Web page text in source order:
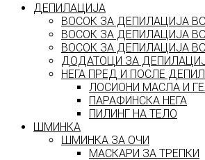
ДЕПИЛАЦИЈА
ВОСОК ЗА ДЕПИЛАЦИЈА
ВОСОК ЗА ДЕПИЛАЦИЈА
ВОСОК ЗА ДЕПИЛАЦИЈА
ДОДАТОЦИ ЗА
НЕГА ПРЕД И ПОСЛЕ
ЛОСИОНИ МАСЛА И
ПАРАФИНСКА НЕГА
ПИЛИНГ НА ТЕЛО
ШМИНКА
ШМИНКА ЗА ОЧИ
МАСКАРИ ЗА ТРЕПКИ